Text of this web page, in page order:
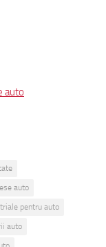
auto
auto
pentru auto
auto